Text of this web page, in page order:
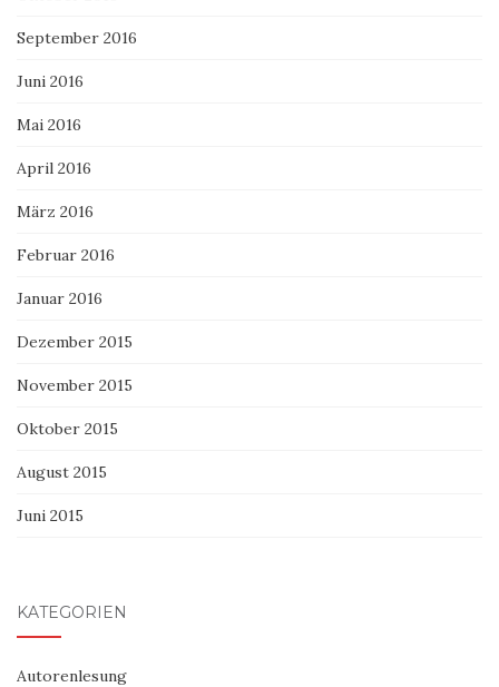
September 2016
Juni 2016
Mai 2016
April 2016
März 2016
Februar 2016
Januar 2016
Dezember 2015
November 2015
Oktober 2015
August 2015
Juni 2015
KATEGORIEN
Autorenlesung